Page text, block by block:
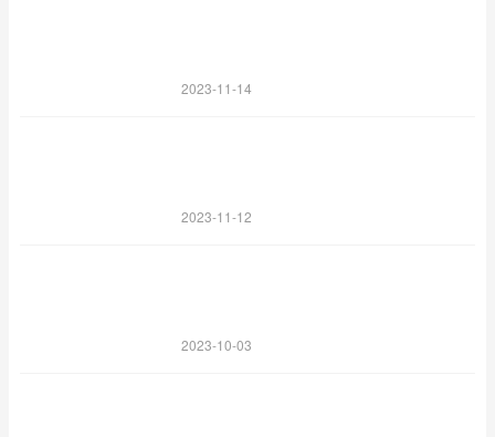
2023-11-14
2023-11-12
2023-10-03